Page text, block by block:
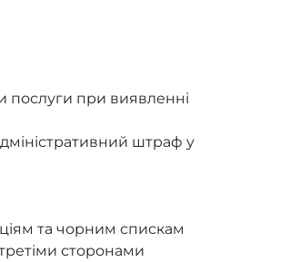
послуги при виявленні
штраф у
та чорним спискам
сторонами